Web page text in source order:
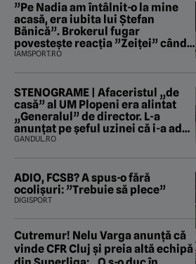
”Pe Nadia am întâlnit-o la mine
acasă, era iubita lui Ștefan
Bănică”. Brokerul fugar
povestește reacția ”Zeiței” când
i-a intrat în baie
IAMSPORT.RO
STENOGRAME | Afaceristul „de
casă” al UM Plopeni era alintat
„Generalul” de director. L-a
anunțat pe șeful uzinei că i-a adus
„subțireanu, așa”
GANDUL.RO
ADIO, FCSB? A spus-o fără
ocolișuri: ”Trebuie să plece”
DIGISPORT
Cutremur! Nelu Varga anunță că
vinde CFR Cluj și preia altă echipă